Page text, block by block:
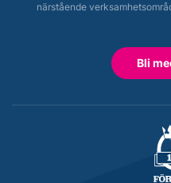
närstående
Bli